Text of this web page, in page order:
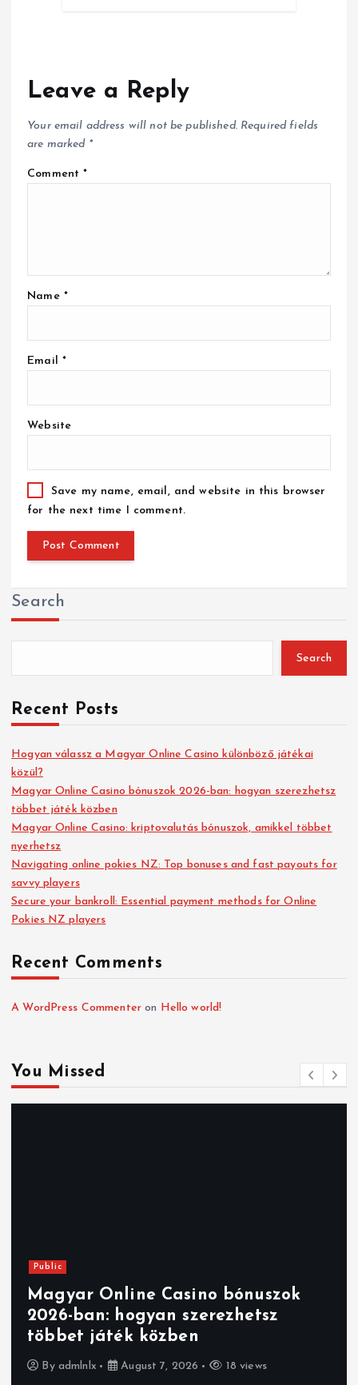
Leave a Reply
Your email address will not be published. Required fields
are marked *
Comment*
Name *
Email *
Website
Save my name, email, and website in this browser
for the next time I comment.
Search
Search
Recent Posts
Hogyan válassz a Magyar Online Casino különböző játékai
közül?
Magyar Online Casino bónuszok 2026-ban: hogyan szerezhetsz
többet játék közben
Magyar Online Casino: kriptovalutás bónuszok, amikkel többet
nyerhetsz
Navigating online pokies NZ: Top bonuses and fast payouts for
savvy players
Secure your bankroll: Essential payment methods for Online
Pokies NZ players
Recent Comments
A WordPress Commenter on Hello world!
You Missed
Public
Magyar Online Casino bónuszok
2026-ban: hogyan szerezhetsz
többet játék közben
By admlnlx August 7, 2026 18 views